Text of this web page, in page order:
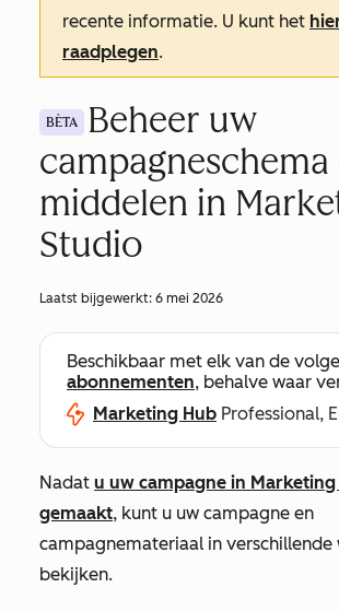
recente informatie. U kunt het
raadplegen.
BÈTA
Beheer uw
campagneschema
middelen in
Studio
Laatst bijgewerkt: 6 mei 2026
Beschikbaar met elk van de
abonnementen, behalve waar
Marketing Hub Professional,
Nadat u uw campagne in
gemaakt, kunt u uw campagne en
campagnemateriaal in verschillende
bekijken.